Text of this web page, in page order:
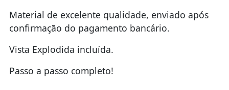
Material de excelente qualidade, enviado após
confirmação do pagamento bancário.
Vista Explodida incluída.
Passo a passo completo!